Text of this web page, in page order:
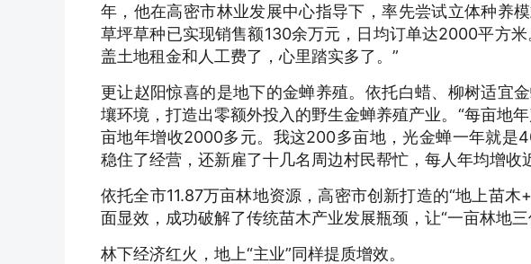
年，他在高密市林业发展中心指导下，率先尝试立体种养
草坪草种已实现销售额130余万元，日均订单达2000平方
盖土地租金和人工费了，心里踏实多了。”
更让赵阳惊喜的是地下的金蝉养殖。依托白蜡、柳树适宜
壤环境，打造出零额外投入的野生金蝉养殖产业。“每亩地
亩地年增收2000多元。我这200多亩地，光金蝉一年就是
稳住了经营，还新雇了十几名周边村民帮忙，每人年均增收
依托全市11.87万亩林地资源，高密市创新打造的“地上苗
面显效，成功破解了传统苗木产业发展瓶颈，让“一亩林地三
林下经济红火，地上“主业”同样提质增效。